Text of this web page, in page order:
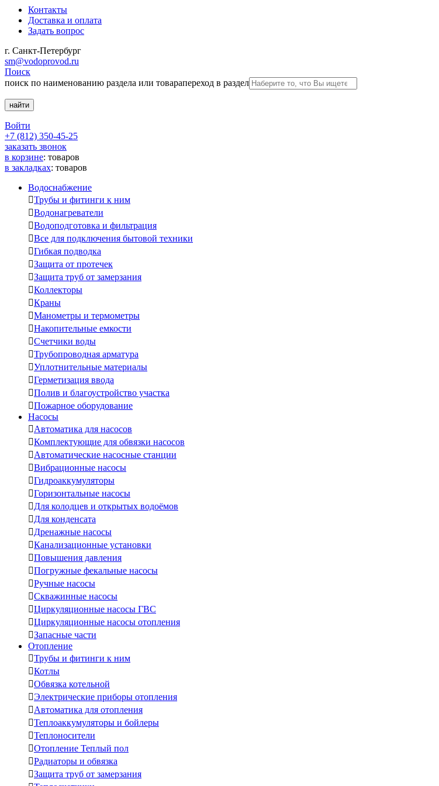
Контакты
Доставка и оплата
Задать вопрос
г. Санкт-Петербург
sm@vodoprovod.ru
Поиск
поиск по наименованию раздела или товарапереход в раздел
Войти
+7 (812) 350-45-25
заказать звонок
в корзине: товаров
в закладках: товаров
Водоснабжение
Трубы и фитинги к ним
Водонагреватели
Водоподготовка и фильтрация
Все для подключения бытовой техники
Гибкая подводка
Защита от протечек
Защита труб от замерзания
Коллекторы
Краны
Манометры и термометры
Накопительные емкости
Счетчики воды
Трубопроводная арматура
Уплотнительные материалы
Герметизация ввода
Полив и благоустройство участка
Пожарное оборудование
Насосы
Автоматика для насосов
Комплектующие для обвязки насосов
Автоматические насосные станции
Вибрационные насосы
Гидроаккумуляторы
Горизонтальные насосы
Для колодцев и открытых водоёмов
Для конденсата
Дренажные насосы
Канализационные установки
Повышения давления
Погружные фекальные насосы
Ручные насосы
Скважинные насосы
Циркуляционные насосы ГВС
Циркуляционные насосы отопления
Запасные части
Отопление
Трубы и фитинги к ним
Котлы
Обвязка котельной
Электрические приборы отопления
Автоматика для отопления
Теплоаккумуляторы и бойлеры
Теплоносители
Отопление Теплый пол
Радиаторы и обвязка
Защита труб от замерзания